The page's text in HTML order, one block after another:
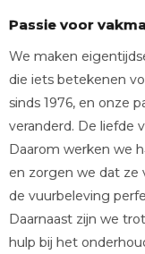
Passie voor
We maken
die iets betekenen
sinds 1976, en onze
veranderd. De liefde
Daarom werken we
en zorgen we dat ze
de vuurbeleving
Daarnaast zijn we
hulp bij het